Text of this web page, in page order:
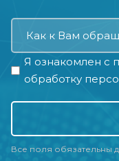
Я ознакомлен с
обработку
Все поля обязательны